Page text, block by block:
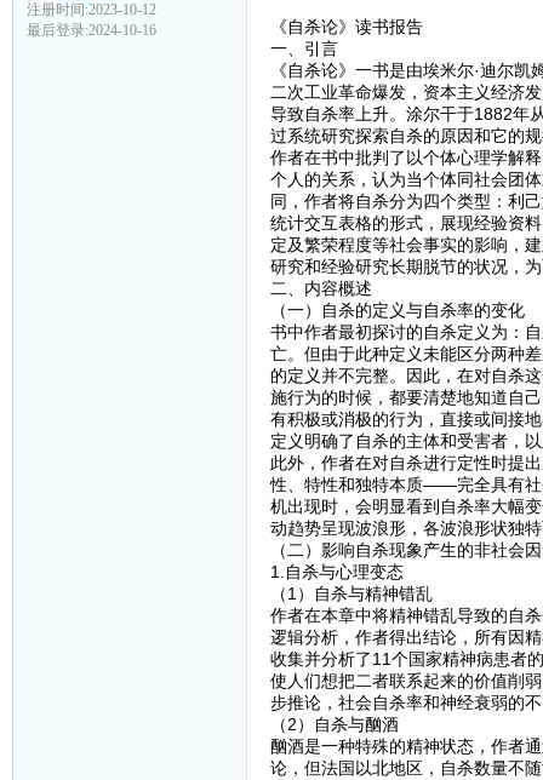
注册时间:2023-10-12
最后登录:2024-10-16
《自杀论》读书报告
一、引言
《自杀论》一书是由埃米尔·迪尔
二次工业革命爆发，资本主义经济
导致自杀率上升。涂尔干于1882年
过系统研究探索自杀的原因和它的
作者在书中批判了以个体心理学解
个人的关系，认为当个体同社会团
同，作者将自杀分为四个类型：利
统计交互表格的形式，展现经验资
定及繁荣程度等社会事实的影响，
研究和经验研究长期脱节的状况，
二、内容概述
（一）自杀的定义与自杀率的变化
书中作者最初探讨的自杀定义为：
亡。但由于此种定义未能区分两种
的定义并不完整。因此，在对自杀
施行为的时候，都要清楚地知道自
有积极或消极的行为，直接或间接
定义明确了自杀的主体和受害者，
此外，作者在对自杀进行定性时提
性、特性和独特本质——完全具有社
机出现时，会明显看到自杀率大幅
动趋势呈现波浪形，各波浪形状独
（二）影响自杀现象产生的非社会
1.自杀与心理变态
（1）自杀与精神错乱
作者在本章中将精神错乱导致的自
逻辑分析，作者得出结论，所有因
收集并分析了11个国家精神病患者
使人们想把二者联系起来的价值削
步推论，社会自杀率和神经衰弱的
（2）自杀与酗酒
酗酒是一种特殊的精神状态，作者
论，但法国以北地区，自杀数量不